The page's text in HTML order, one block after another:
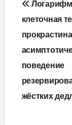
по
клеточная
поведение
жёстких